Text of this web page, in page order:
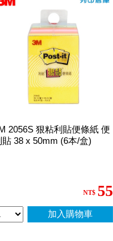
2056S 狠粘利貼便條紙 便
貼 38 x 50mm (6本/盒)
NT$ 55
加入購物車